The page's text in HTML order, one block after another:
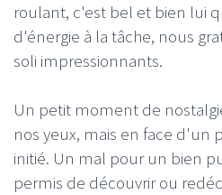
roulant, c'est bel et bien lui
d'énergie à la tâche, nous
soli impressionnants.
Un petit moment de
nos yeux, mais en face d'un
initié. Un mal pour un bien
permis de découvrir ou